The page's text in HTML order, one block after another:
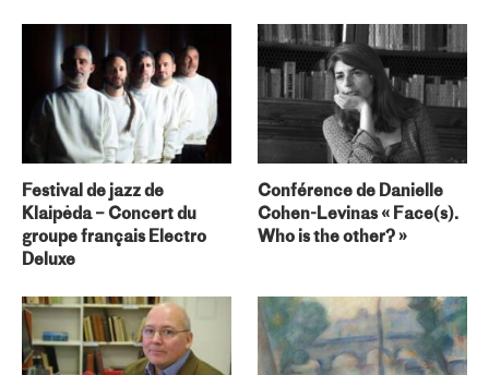
Festival de jazz de
Klaipėda – Concert du
groupe français Electro
Deluxe
Conférence de Danielle
Cohen-Levinas « Face(s).
Who is the other? »